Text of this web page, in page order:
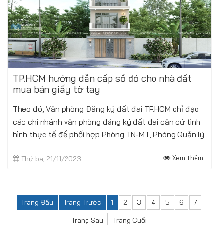
TP.HCM hướng dẫn cấp sổ đỏ cho nhà đất
mua bán giấy tờ tay
Theo đó, Văn phòng Đăng ký đất đai TP.HCM chỉ đạo
các chi nhánh văn phòng đăng ký đất đai căn cứ tình
hình thực tế để phối hợp Phòng TN-MT, Phòng Quản lý
Thứ ba, 21/11/2023 Xem thêm
Trang Đầu Trang Trước 1 2 3 4 5 6
7
Trang Sau
Trang Cuối